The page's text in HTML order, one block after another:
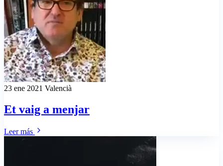
23 ene 2021 Valencià
Et vaig a menjar
Leer más